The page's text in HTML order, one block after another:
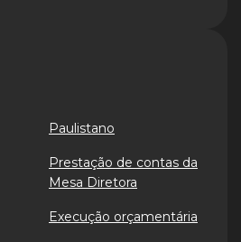
Paulistano
Prestação de contas da
Mesa Diretora
Execução orçamentária